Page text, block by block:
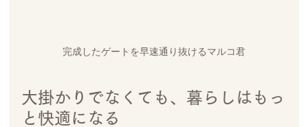
完成したゲートを早速通り抜けるマルコ君
大掛かりでなくても、暮らしはもっ
と快適になる